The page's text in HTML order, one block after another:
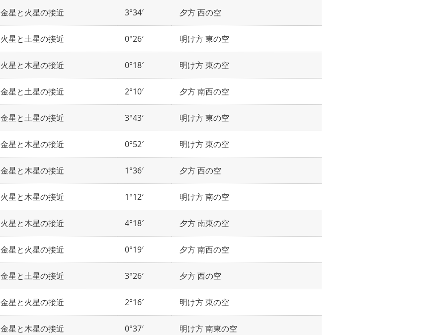
金星と火星の接近 3°34′ 夕方 西の空
火星と土星の接近 0°26′ 明け方 東の空
火星と木星の接近 0°18′ 明け方 東の空
金星と土星の接近 2°10′ 夕方 南西の空
金星と土星の接近 3°43′ 明け方 東の空
金星と木星の接近 0°52′ 明け方 東の空
金星と木星の接近 1°36′ 夕方 西の空
火星と木星の接近 1°12′ 明け方 南の空
火星と木星の接近 4°18′ 夕方 南東の空
金星と火星の接近 0°19′ 夕方 南西の空
金星と土星の接近 3°26′ 夕方 西の空
金星と火星の接近 2°16′ 明け方 東の空
金星と木星の接近 0°37′ 明け方 南東の空